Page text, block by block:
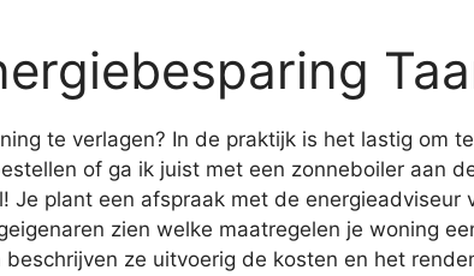
te verlagen? In de praktijk is het lastig om
of ga ik juist met een zonneboiler aan
Je plant een afspraak met de
zien welke maatregelen je woning
ze uitvoerig de kosten en het